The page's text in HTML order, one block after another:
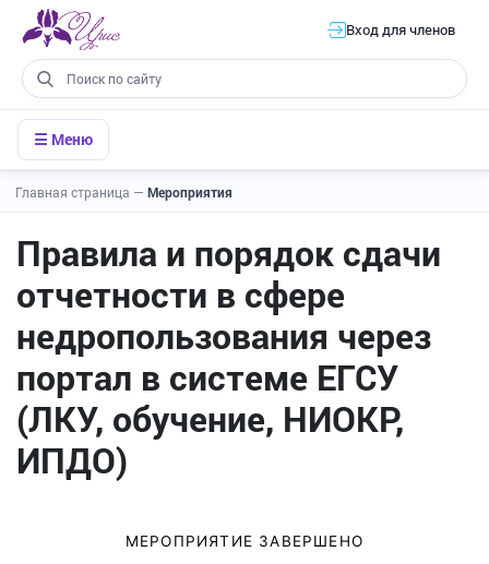
Вход для членов
☰ Меню
Главная страница — Мероприятия
Правила и порядок сдачи
отчетности в сфере
недропользования через
портал в системе ЕГСУ
(ЛКУ, обучение, НИОКР,
ИПДО)
МЕРОПРИЯТИЕ ЗАВЕРШЕНО